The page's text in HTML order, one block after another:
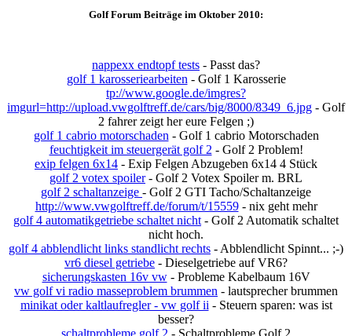
Golf Forum Beiträge im Oktober 2010:
nappexx endtopf tests - Passt das?
golf 1 karosseriearbeiten - Golf 1 Karosserie
tp://www.google.de/imgres?
imgurl=http://upload.vwgolftreff.de/cars/big/8000/8349_6.jpg - Golf
2 fahrer zeigt her eure Felgen ;)
golf 1 cabrio motorschaden - Golf 1 cabrio Motorschaden
feuchtigkeit im steuergerät golf 2 - Golf 2 Problem!
exip felgen 6x14 - Exip Felgen Abzugeben 6x14 4 Stück
golf 2 votex spoiler- Golf 2 Votex Spoiler m. BRL
golf 2 schaltanzeige - Golf 2 GTI Tacho/Schaltanzeige
http://www.vwgolftreff.de/forum/t/15559- nix geht mehr
golf 4 automatikgetriebe schaltet nicht - Golf 2 Automatik schaltet
nicht hoch.
golf 4 abblendlicht links standlicht rechts - Abblendlicht Spinnt... ;-)
vr6 diesel getriebe - Dieselgetriebe auf VR6?
sicherungskasten 16v vw- Probleme Kabelbaum 16V
vw golf vi radio masseproblem brummen - lautsprecher brummen
minikat oder kaltlaufregler - vw golf ii - Steuern sparen: was ist
besser?
schaltprobleme golf 2 - Schaltprobleme Golf 2